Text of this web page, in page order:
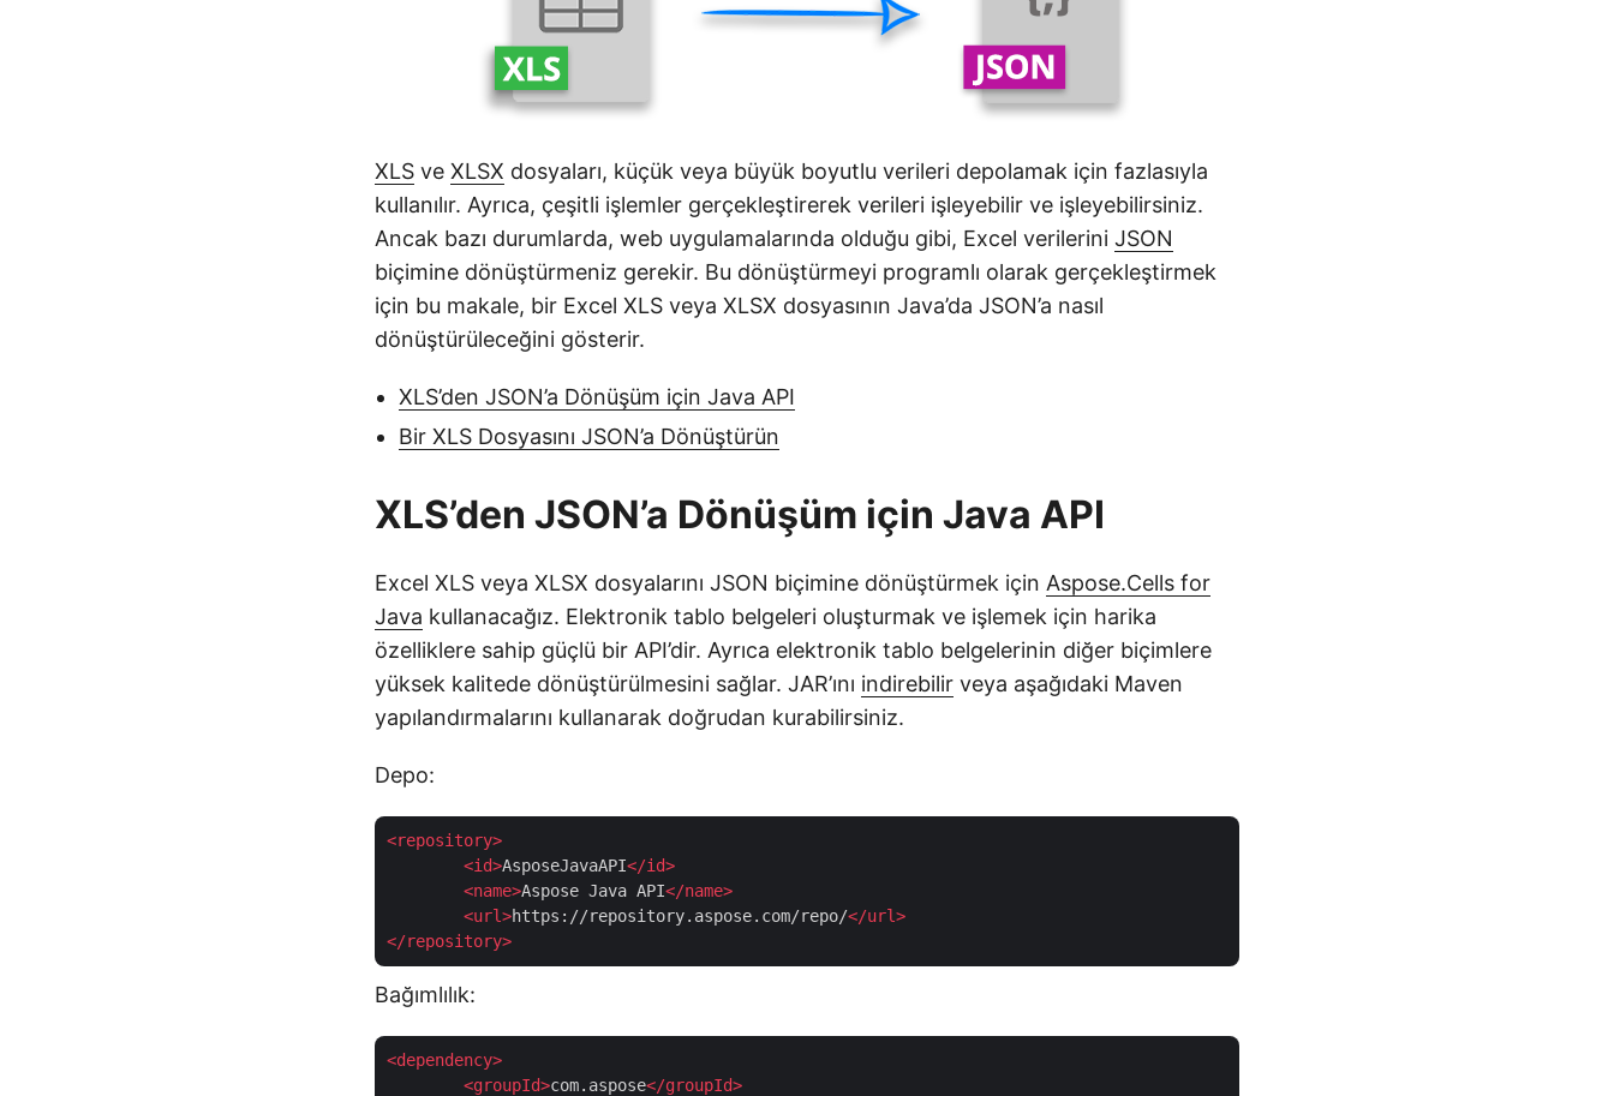
XLS ve XLSX dosyaları, küçük veya büyük boyutlu verileri depolamak için fazlasıyla
kullanılır. Ayrıca, çeşitli işlemler gerçekleştirerek verileri işleyebilir ve işleyebilirsiniz.
Ancak bazı durumlarda, web uygulamalarında olduğu gibi, Excel verilerini JSON
biçimine dönüştürmeniz gerekir. Bu dönüştürmeyi programlı olarak gerçekleştirmek
için bu makale, bir Excel XLS veya XLSX dosyasının Java’da JSON’a nasıl
dönüştürüleceğini gösterir.
XLS’den JSON’a Dönüşüm için Java API
Bir XLS Dosyasını JSON’a Dönüştürün
XLS’den JSON’a Dönüşüm için Java API
Excel XLS veya XLSX dosyalarını JSON biçimine dönüştürmek için Aspose.Cells for
Java kullanacağız. Elektronik tablo belgeleri oluşturmak ve işlemek için harika
özelliklere sahip güçlü bir API’dir. Ayrıca elektronik tablo belgelerinin diğer biçimlere
yüksek kalitede dönüştürülmesini sağlar. JAR’ını indirebilir veya aşağıdaki Maven
yapılandırmalarını kullanarak doğrudan kurabilirsiniz.
Depo:
<repository>
<id>AsposeJavaAPI</id>
<name>Aspose Java API</name>
<url>https://repository.aspose.com/repo/</url>
</repository>
Bağımlılık:
<dependency>
<groupId>com.aspose</groupId>